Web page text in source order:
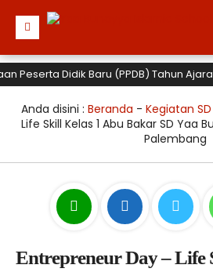
Didik Baru (PPDB) Tahun Ajaran
Anda disini : Beranda - Kegiatan SD
Life Skill Kelas 1 Abu Bakar SD Yaa
Palembang
Entrepreneur Day – Life